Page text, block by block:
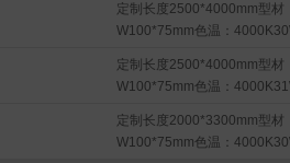
定制长度2500*4000mm型材
W100*75mm色温：
定制长度2500*4000mm型材
W100*75mm色温：
定制长度2000*3300mm型材
W100*75mm色温：